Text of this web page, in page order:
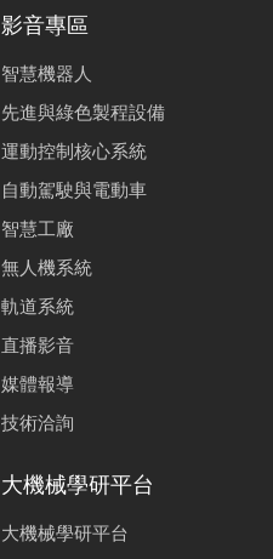
影音專區
智慧機器人
先進與綠色製程設備
運動控制核心系統
自動駕駛與電動車
智慧工廠
無人機系統
軌道系統
直播影音
媒體報導
技術洽詢
大機械學研平台
大機械學研平台